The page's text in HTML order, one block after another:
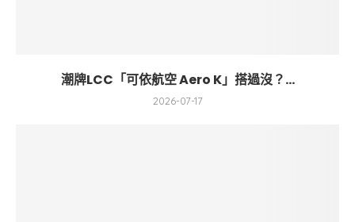
潮牌LCC「可依航空 Aero K」搭過沒？...
2026-07-17